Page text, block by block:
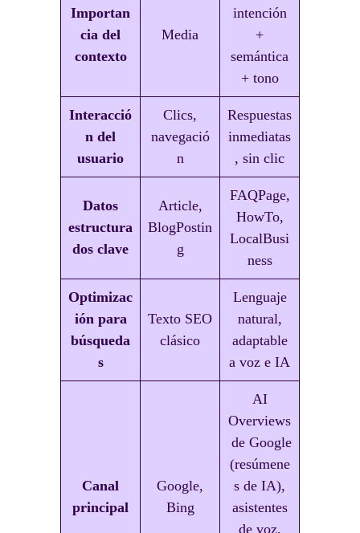
Importan
cia del
contexto
Media
intención
+
semántica
+ tono
Interacció
n del
usuario
Clics,
navegació
n
Respuestas
inmediatas
, sin clic
Datos
estructura
dos clave
Article,
BlogPostin
g
FAQPage,
HowTo,
LocalBusi
ness
Optimizac
ión para
búsqueda
s
Texto SEO
clásico
Lenguaje
natural,
adaptable
a voz e IA
Canal
principal
Google,
Bing
AI
Overviews
de Google
(resúmene
s de IA),
asistentes
de voz,